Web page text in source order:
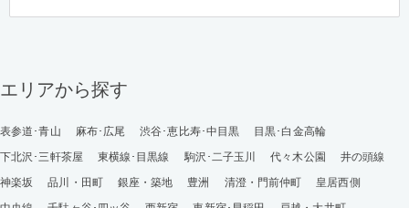
エリアから探す
表参道･青山 麻布･広尾 渋谷･恵比寿･中目黒
目黒･白金高輪
下北沢･三軒茶屋
東横線･目黒線 駒沢･二子玉川 代々木公園
井の頭線
神楽坂
品川・田町 銀座・築地 豊洲 清澄・門前仲町
皇居西側